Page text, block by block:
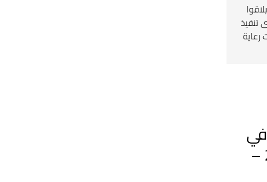
تنفيذ
رعاية
المهندسين لعام 2026 –